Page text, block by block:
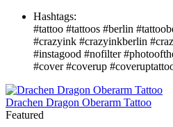
Hashtags:
#tattoo #tattoos #berlin
#crazyink #crazyinkberlin
#instagood #nofilter
#cover #coverup
Drachen Dragon Oberarm Tattoo
Featured